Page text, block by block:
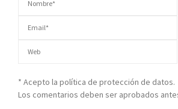
* Acepto la política de protección de datos.
Los comentarios deben ser aprobados